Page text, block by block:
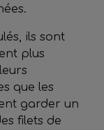
ils sont
plus
que les
garder un
filets de